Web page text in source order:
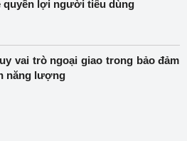
quyền lợi người tiêu dùng
vai trò ngoại giao trong bảo đảm
năng lượng